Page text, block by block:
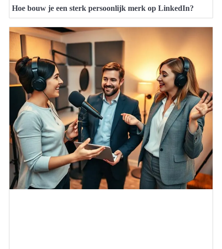
Hoe bouw je een sterk persoonlijk merk op LinkedIn?